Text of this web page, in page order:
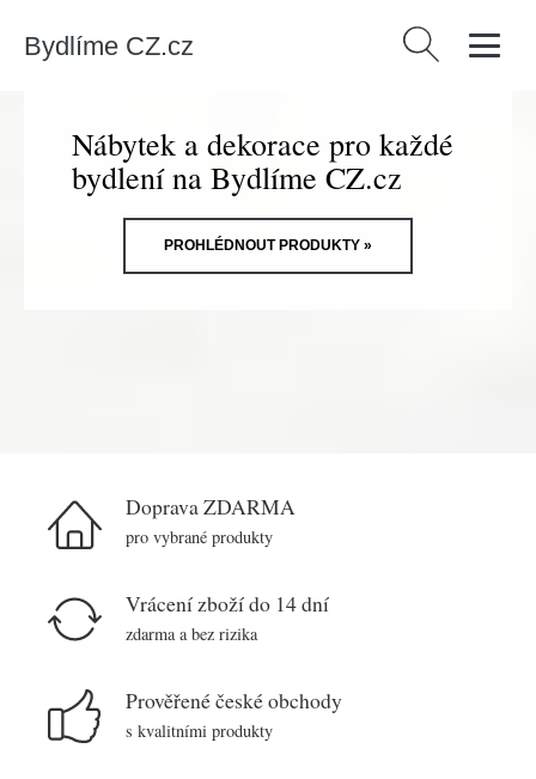
Bydlíme CZ.cz Vyhledávání
Nábytek a dekorace pro každé
bydlení na Bydlíme CZ.cz
PROHLÉDNOUT PRODUKTY »
Doprava ZDARMA
pro vybrané produkty
Vrácení zboží do 14 dní
zdarma a bez rizika
Prověřené české obchody
s kvalitními produkty